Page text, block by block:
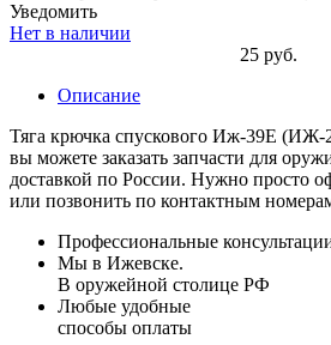
Уведомить
Нет в наличии
25 руб.
Описание
Тяга крючка спускового Иж-39Е
вы можете заказать запчасти для
доставкой по России. Нужно просто
или позвонить по контактным
Профессиональные
Мы в Ижевске.
В оружейной столице РФ
Любые удобные
способы оплаты